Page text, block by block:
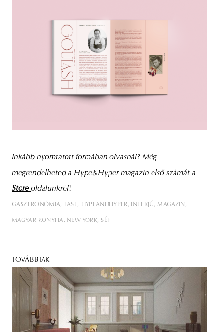
Inkább nyomtatott formában olvasnál? Még
megrendelheted a Hype&Hyper magazin első számát a
Store oldalunkról!
GASZTRONÓMIA EAST HYPEANDHYPER INTERJÚ MAGAZIN
MAGYAR KONYHA NEW YORK SÉF
TOVÁBBIAK